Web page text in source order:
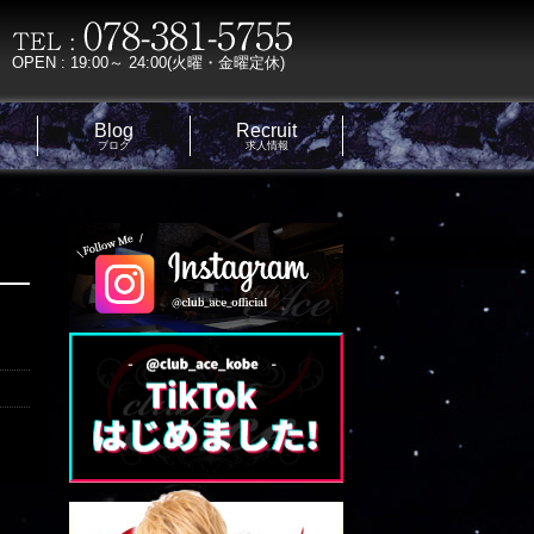
OPEN : 19:00～ 24:00(火曜・金曜定休)
Blog
ブログ
Recruit
求人情報